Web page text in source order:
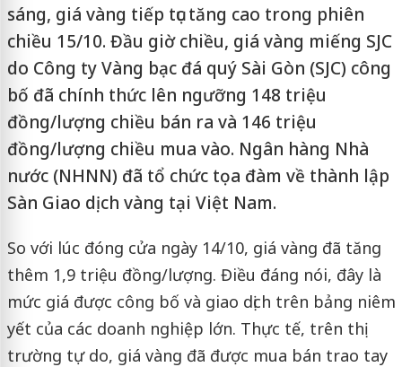
sáng, giá vàng tiếp tục tăng cao trong phiên
chiều 15/10. Đầu giờ chiều, giá vàng miếng SJC
do Công ty Vàng bạc đá quý Sài Gòn (SJC) công
bố đã chính thức lên ngưỡng 148 triệu
đồng/lượng chiều bán ra và 146 triệu
đồng/lượng chiều mua vào. Ngân hàng Nhà
nước (NHNN) đã tổ chức tọa đàm về thành lập
Sàn Giao dịch vàng tại Việt Nam.
So với lúc đóng cửa ngày 14/10, giá vàng đã tăng
thêm 1,9 triệu đồng/lượng. Điều đáng nói, đây là
mức giá được công bố và giao dịch trên bảng niêm
yết của các doanh nghiệp lớn. Thực tế, trên thị
trường tự do, giá vàng đã được mua bán trao tay